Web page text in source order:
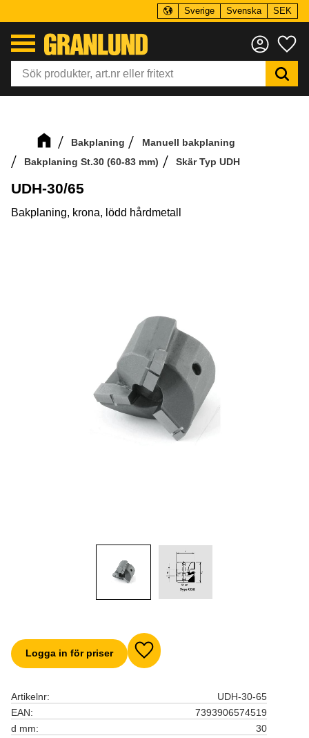
Sverige Svenska SEK
Bakplaning
Manuell bakplaning
Bakplaning St.30 (60-83 mm)
Skär Typ UDH
UDH-30/65
Bakplaning, krona, lödd hårdmetall
Logga in för priser Lägg till i favoriter
Artikelnr
UDH-30-65
EAN
7393906574519
d mm
30